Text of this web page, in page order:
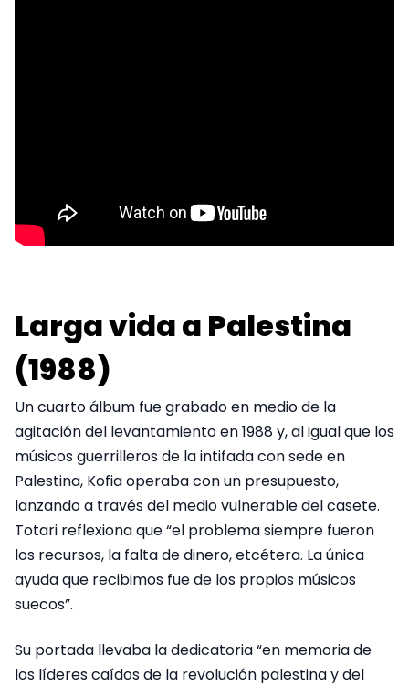
Larga vida a Palestina
(1988)
Un cuarto álbum fue grabado en medio de la
agitación del levantamiento en 1988 y, al igual que los
músicos guerrilleros de la intifada con sede en
Palestina, Kofia operaba con un presupuesto,
lanzando a través del medio vulnerable del casete.
Totari reflexiona que “el problema siempre fueron
los recursos, la falta de dinero, etcétera. La única
ayuda que recibimos fue de los propios músicos
suecos”.
Su portada llevaba la dedicatoria “en memoria de
los líderes caídos de la revolución palestina y del